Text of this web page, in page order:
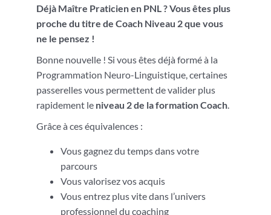
Déjà Maître Praticien en PNL ? Vous êtes plus
proche du titre de Coach Niveau 2 que vous
ne le pensez !
Bonne nouvelle ! Si vous êtes déjà formé à la
Programmation Neuro-Linguistique, certaines
passerelles vous permettent de valider plus
rapidement le niveau 2 de la formation Coach.
Grâce à ces équivalences :
Vous gagnez du temps dans votre
parcours
Vous valorisez vos acquis
Vous entrez plus vite dans l’univers
professionnel du coaching